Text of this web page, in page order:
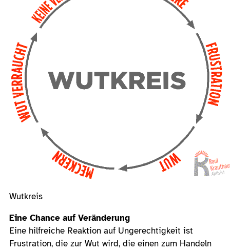
Wutkreis
Eine Chance auf Veränderung
Eine hilfreiche Reaktion auf Ungerechtigkeit ist
Frustration, die zur Wut wird, die einen zum Handeln